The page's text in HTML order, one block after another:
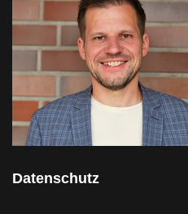
Datenschutz